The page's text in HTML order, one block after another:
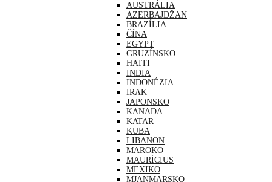
AUSTRÁLIA
AZERBAJDŽAN
BRAZÍLIA
ČÍNA
EGYPT
GRUZÍNSKO
HAITI
INDIA
INDONÉZIA
IRAK
JAPONSKO
KANADA
KATAR
KUBA
LIBANON
MAROKO
MAURÍCIUS
MEXIKO
MJANMARSKO